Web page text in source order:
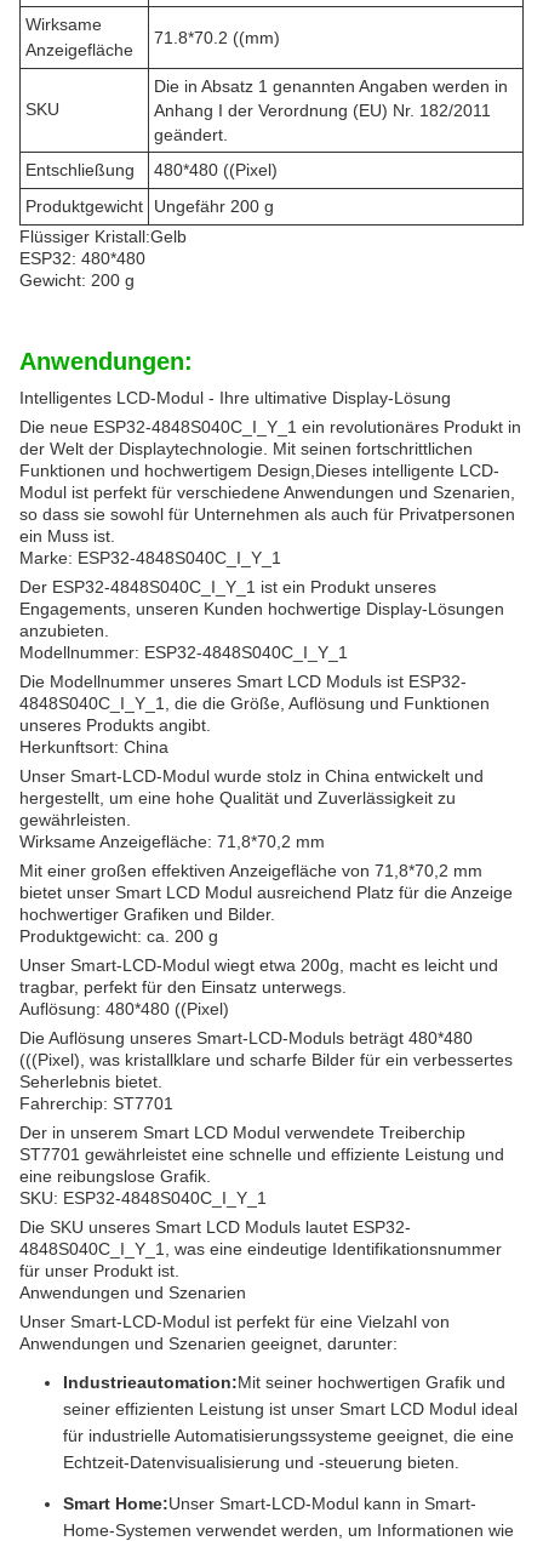
Wirksame
Anzeigefläche
71.8*70.2 ((mm)
SKU
Die in Absatz 1 genannten Angaben werden in
Anhang I der Verordnung (EU) Nr. 182/2011
geändert.
Entschließung
480*480 ((Pixel)
Produktgewicht
Ungefähr 200 g
Flüssiger Kristall:Gelb
ESP32: 480*480
Gewicht: 200 g
Anwendungen:
Intelligentes LCD-Modul - Ihre ultimative Display-Lösung
Die neue ESP32-4848S040C_I_Y_1 ein revolutionäres Produkt in
der Welt der Displaytechnologie. Mit seinen fortschrittlichen
Funktionen und hochwertigem Design,Dieses intelligente LCD-
Modul ist perfekt für verschiedene Anwendungen und Szenarien,
so dass sie sowohl für Unternehmen als auch für Privatpersonen
ein Muss ist.
Marke: ESP32-4848S040C_I_Y_1
Der ESP32-4848S040C_I_Y_1 ist ein Produkt unseres
Engagements, unseren Kunden hochwertige Display-Lösungen
anzubieten.
Modellnummer: ESP32-4848S040C_I_Y_1
Die Modellnummer unseres Smart LCD Moduls ist ESP32-
4848S040C_I_Y_1, die die Größe, Auflösung und Funktionen
unseres Produkts angibt.
Herkunftsort: China
Unser Smart-LCD-Modul wurde stolz in China entwickelt und
hergestellt, um eine hohe Qualität und Zuverlässigkeit zu
gewährleisten.
Wirksame Anzeigefläche: 71,8*70,2 mm
Mit einer großen effektiven Anzeigefläche von 71,8*70,2 mm
bietet unser Smart LCD Modul ausreichend Platz für die Anzeige
hochwertiger Grafiken und Bilder.
Produktgewicht: ca. 200 g
Unser Smart-LCD-Modul wiegt etwa 200g, macht es leicht und
tragbar, perfekt für den Einsatz unterwegs.
Auflösung: 480*480 ((Pixel)
Die Auflösung unseres Smart-LCD-Moduls beträgt 480*480
(((Pixel), was kristallklare und scharfe Bilder für ein verbessertes
Seherlebnis bietet.
Fahrerchip: ST7701
Der in unserem Smart LCD Modul verwendete Treiberchip
ST7701 gewährleistet eine schnelle und effiziente Leistung und
eine reibungslose Grafik.
SKU: ESP32-4848S040C_I_Y_1
Die SKU unseres Smart LCD Moduls lautet ESP32-
4848S040C_I_Y_1, was eine eindeutige Identifikationsnummer
für unser Produkt ist.
Anwendungen und Szenarien
Unser Smart-LCD-Modul ist perfekt für eine Vielzahl von
Anwendungen und Szenarien geeignet, darunter:
Industrieautomation:Mit seiner hochwertigen Grafik und
seiner effizienten Leistung ist unser Smart LCD Modul ideal
für industrielle Automatisierungssysteme geeignet, die eine
Echtzeit-Datenvisualisierung und -steuerung bieten.
Smart Home:Unser Smart-LCD-Modul kann in Smart-
Home-Systemen verwendet werden, um Informationen wie